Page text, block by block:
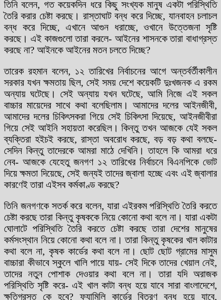
তিনি বলেন, গত কয়েকদিন ধরে কিছু সংখ্যক মানুষ একটা পরিস্থিতি
তৈরি করার চেষ্টা করছে। রাস্তাঘাট বন্ধ করে দিচ্ছে, যানবাহন চলাচল
বন্ধ করে দিচ্ছে, এখানে আগুন ধরাচ্ছে, ওখানে উত্তেজনা সৃষ্টি
করছে। এই কাজগুলো তারা করলে- আইনের শাসনকে তারা বাধাগ্রস্ত
করছে না? আইনকে আইনের মতন চলতে দিচ্ছে?
তারেক রহমান বলেন, ১২ তারিখের নির্বাচনের আগে অন্তর্বর্তীকালীন
সরকার যখন ক্ষমতায় ছিল, সেই সময় দেশে কয়েকটি দুঃখজনক এ রকম
অন্যায় ঘটেছে। সেই অন্যায় যখন ঘটেছে, আমি নিজে এই সকল
বাচ্চার মায়েদের সাথে কথা বলেছিলাম। আমাদের দলের আইনজীবী,
আমাদের দলের চিকিৎসকরা গিয়ে সেই চিকিৎসা দিয়েছে, আইনজীবীরা
গিয়ে সেই আইনি সহায়তা করেছিল। কিন্তু তখন আজকে যেই সকল
ব্যক্তিরা হইচই করছে, রাস্তা অবরোধ করছে, বড় বড় কথা বলছে-
সেদিন কিন্তু তাদেরকে আমরা মাঠে দেখিনি। তাহলে কি আমরা ধরে
নেব- আজকে যেহেতু জনগণ ১২ তারিখের নির্বাচনে বিএনপিকে ভোট
দিয়ে ক্ষমতা দিয়েছে, সেই জন্যই তাদের জ্বালা হচ্ছে এবং এই জ্বালার
কারণেই তারা এইসব কর্মকাণ্ড করছে?
তিনি জনগণকে সতর্ক করে বলেন, যারা এইরকম পরিস্থিতি তৈরি করতে
চেষ্টা করছে তারা কিন্তু কৃষককে নিয়ে কোনো কথা বলে না। যারা একটা
ঘোলাটে পরিস্থিতি তৈরি করতে চেষ্টা করছে তারা দেশের মানুষের
কর্মসংস্থান নিয়ে কোনো কথা বলে না। তারা কিন্তু কৃষকের খাল কাটার
কথা বলে না, কৃষক কার্ডের কথা বলে না। ছোট ছোট গ্রামের মাসুম
বাচ্চারা কীভাবে স্কুলে খালি পায়ে যায়- সেই দিকে তাদের খেয়াল নেই,
তাদের নতুন পোশাক দেওয়ার কথা বলে না। তারা যদি অরাজক
পরিস্থিতি সৃষ্টি করে- এই খাল কাটা বন্ধ হয়ে যাবে সারা বাংলাদেশে,
ক্ষতিগ্রস্ত কে হবে? ফ্যামিলি কার্ডের বিতরণ বন্ধ হয়ে যাবে,